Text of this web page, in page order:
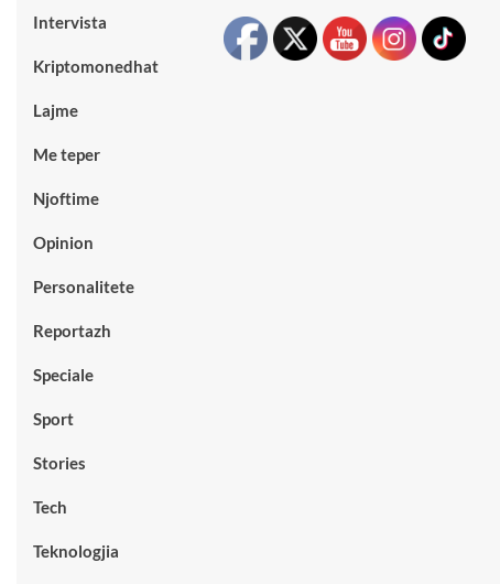
Intervista
Kriptomonedhat
Lajme
Me teper
Njoftime
Opinion
Personalitete
Reportazh
Speciale
Sport
Stories
Tech
Teknologjia